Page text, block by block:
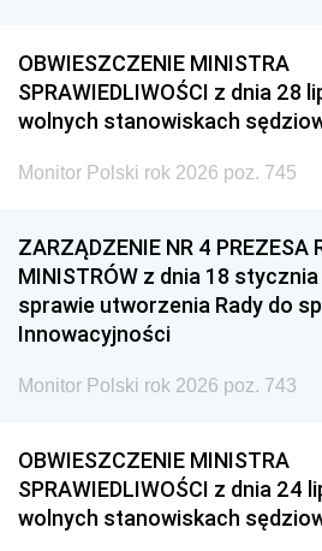
OBWIESZCZENIE MINISTRA
SPRAWIEDLIWOŚCI z dnia 28
wolnych stanowiskach
Monitor Polski rok 2026 poz. 745
ZARZĄDZENIE NR 4 PREZESA
MINISTRÓW z dnia 18
sprawie utworzenia Rady do
Innowacyjności
Monitor Polski rok 2026 poz. 743
OBWIESZCZENIE MINISTRA
SPRAWIEDLIWOŚCI z dnia 24
wolnych stanowiskach